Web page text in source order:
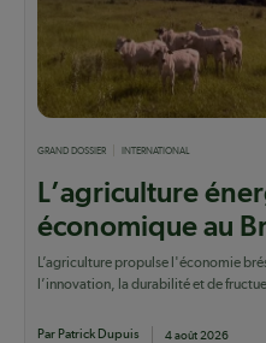
GRAND DOSSIER INTERNATIONAL
L’agriculture
économique au
L’agriculture propulse l'économie
l’innovation, la durabilité et de
Par Patrick Dupuis 4 août 2026